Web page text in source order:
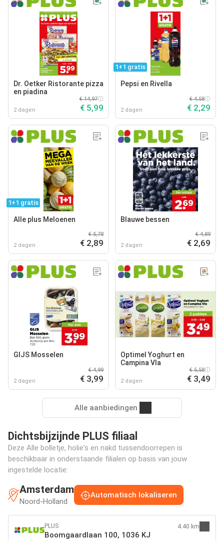
Dr. Oetker Ristorante pizza
en piadina
2 dagen
€ 14,97
€ 5,99
1+1 gratis
Pepsi en Rivella
2 dagen
€ 4,58
€ 2,29
1+1 gratis
Alle plus Meloenen
2 dagen
€ 5,78
€ 2,89
Blauwe bessen
2 dagen
€ 4,89
€ 2,69
GIJS Mosselen
2 dagen
€ 4,99
€ 3,99
Optimel Yoghurt en
Campina Vla
2 dagen
€ 5,58
€ 3,49
Alle aanbiedingen
Dichtsbijzijnde PLUS filiaal
Deze Alle bolletje, holie's en nakd tussendoorrepen is
beschikbaar in onderstaande filialen op basis van jouw
ingestelde locatie:
Amsterdam
Noord-Holland
Automatisch lokaliseren
PLUS
Boomgaardlaan 100, 1036 KJ
4.40 km